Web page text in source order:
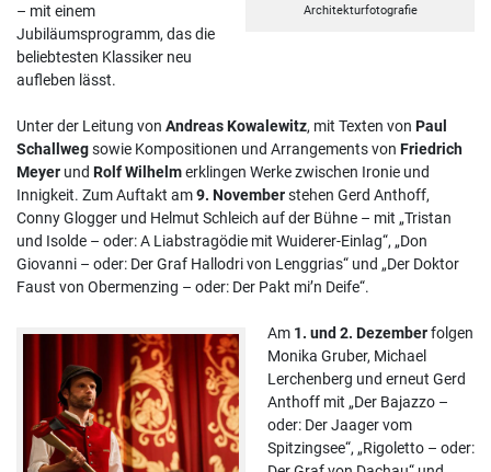
Architekturfotografie
– mit einem
Jubiläumsprogramm, das die
beliebtesten Klassiker neu
aufleben lässt.
Unter der Leitung von Andreas Kowalewitz, mit Texten von Paul
Schallwegsowie Kompositionen und Arrangements von Friedrich
Meyer und Rolf Wilhelmerklingen Werke zwischen Ironie und
Innigkeit. Zum Auftakt am9. Novemberstehen Gerd Anthoff,
Conny Glogger und Helmut Schleich auf der Bühne – mit „Tristan
und Isolde – oder: A Liabstragödie mit Wuiderer-Einlag“, „Don
Giovanni – oder: Der Graf Hallodri von Lenggrias“ und „Der Doktor
Faust von Obermenzing – oder: Der Pakt mi’n Deife“.
Am 1. und 2. Dezemberfolgen
Monika Gruber, Michael
Lerchenberg und erneut Gerd
Anthoff mit „Der Bajazzo –
oder: Der Jaager vom
Spitzingsee“, „Rigoletto – oder: